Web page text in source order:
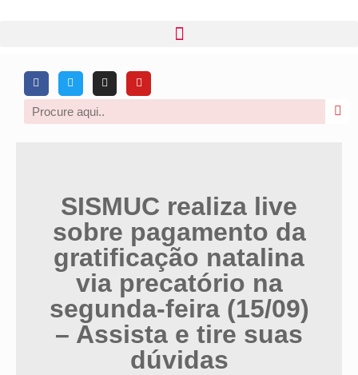
SISMUC realiza live
sobre pagamento da
gratificação natalina
via precatório na
segunda-feira (15/09)
– Assista e tire suas
dúvidas